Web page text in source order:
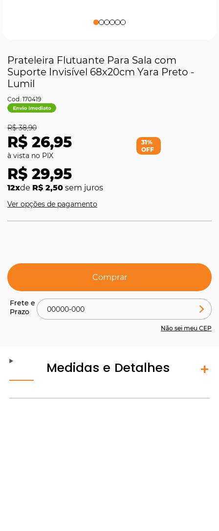
Prateleira Flutuante Para Sala com
Suporte Invisível 68x20cm Yara Preto -
Lumil
170419
R$ 26,95
R$ 38,90
R$ 29,95
12xde R$ 2,50 sem juros
31%
OFF
Ver opções de pagamento
Comprar
Não sei meu CEP
Medidas e Detalhes